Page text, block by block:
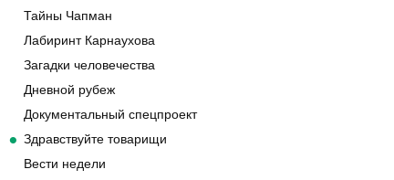
Тайны Чапман
Лабиринт Карнаухова
Загадки человечества
Дневной рубеж
Документальный спецпроект
Здравствуйте товарищи
Вести недели